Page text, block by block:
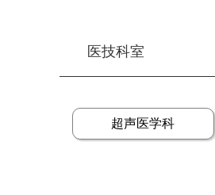
超声医学科
医技科室